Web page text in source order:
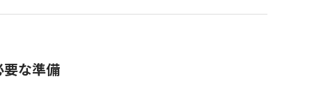
要な準備